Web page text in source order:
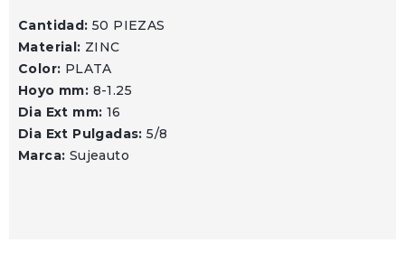
Cantidad: 50 PIEZAS
Material: ZINC
Color: PLATA
Hoyo mm: 8-1.25
Dia Ext mm: 16
Dia Ext Pulgadas:5/8
Marca: Sujeauto